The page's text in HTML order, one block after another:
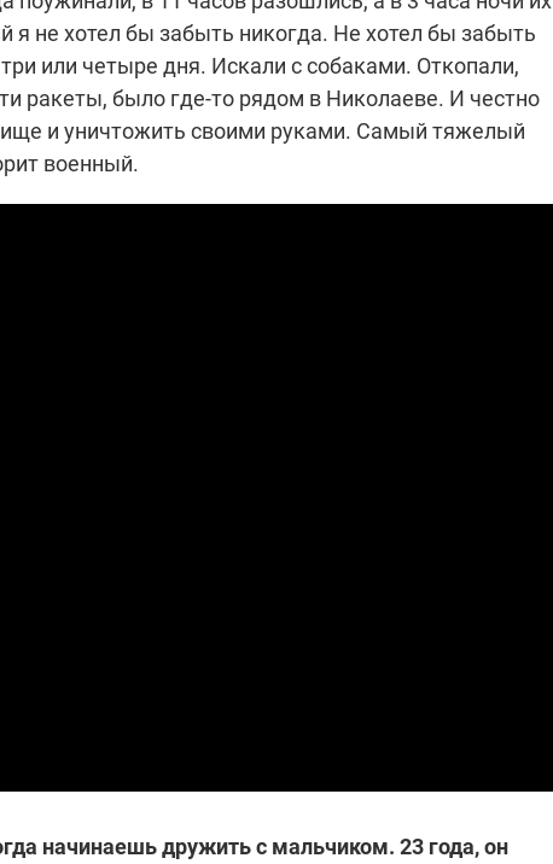
я не хотел бы забыть никогда. Не хотел бы забыть
или четыре дня. Искали с собаками. Откопали,
ракеты, было где-то рядом в Николаеве. И честно
и уничтожить своими руками. Самый тяжелый
военный.
начинаешь дружить с мальчиком. 23 года, он